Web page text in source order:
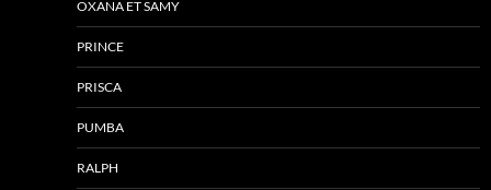
OXANA ET SAMY
PRINCE
PRISCA
PUMBA
RALPH